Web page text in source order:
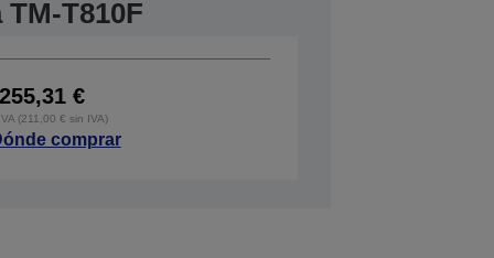
T810F
255,31 €
(211,00 € sin IVA)
comprar